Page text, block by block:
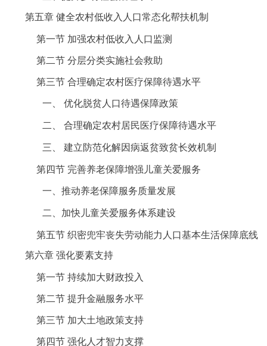
第五章 健全农村低收入人口常态化帮扶机制
第一节 加强农村低收入人口监测
第二节 分层分类实施社会救助
第三节 合理确定农村医疗保障待遇水平
一、 优化脱贫人口待遇保障政策
二、 合理确定农村居民医疗保障待遇水平
三、 建立防范化解因病返贫致贫长效机制
第四节 完善养老保障增强儿童关爱服务
一、推动养老保障服务质量发展
二、加快儿童关爱服务体系建设
第五节 织密兜牢丧失劳动能力人口基本生活保障底线
第六章 强化要素支持
第一节 持续加大财政投入
第二节 提升金融服务水平
第三节 加大土地政策支持
第四节 强化人才智力支撑